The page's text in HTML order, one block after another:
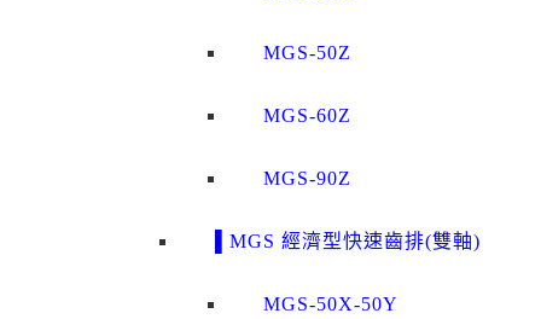
MGS-50Z
MGS-60Z
MGS-90Z
▌MGS 經濟型快速齒排(雙軸)
MGS-50X-50Y